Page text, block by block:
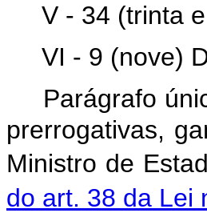
V - 34 (trinta
VI - 9 (nove)
Parágrafo
prerrogativas,
Ministro de
do art. 38 da Lei